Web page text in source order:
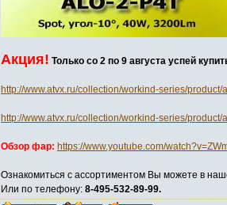
Акция! Только со 2 по 9 августа успей
http://www.atvx.ru/collection/workind-series/
http://www.atvx.ru/collection/workind-series/
Обзор фар: https://www.youtube.com/
Ознакомиться с ассортиментом Вы можете в
Или по телефону: 8-495-532-89-99.